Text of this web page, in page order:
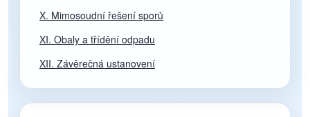
X. Mimosoudní řešení sporů
XI. Obaly a třídění odpadu
XII. Závěrečná ustanovení